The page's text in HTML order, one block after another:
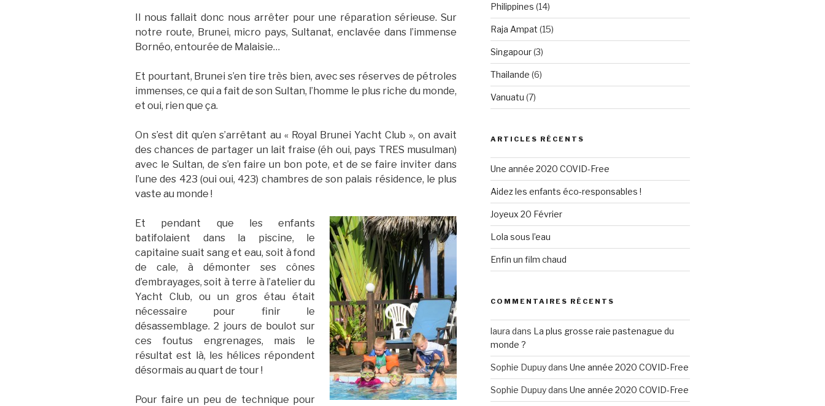
Il nous fallait donc nous arrêter pour une réparation sérieuse. Sur
notre route, Brunei, micro pays, Sultanat, enclavée dans l’immense
Bornéo, entourée de Malaisie…
Et pourtant, Brunei s’en tire très bien, avec ses réserves de pétroles
immenses, ce qui a fait de son Sultan, l’homme le plus riche du monde,
et oui, rien que ça.
On s’est dit qu’en s’arrêtant au « Royal Brunei Yacht Club », on avait
des chances de partager un lait fraise (éh oui, pays TRES musulman)
avec le Sultan, de s’en faire un bon pote, et de se faire inviter dans
l’une des 423 (oui oui, 423) chambres de son palais résidence, le plus
vaste au monde !
Et pendant que les enfants
batifolaient dans la piscine, le
capitaine suait sang et eau, soit à fond
de cale, à démonter ses cônes
d’embrayages, soit à terre à l’atelier du
Yacht Club, ou un gros étau était
nécessaire pour finir le
désassemblage. 2 jours de boulot sur
ces foutus engrenages, mais le
résultat est là, les hélices répondent
désormais au quart de tour !
Pour faire un peu de technique pour
Philippines (14)
Raja Ampat (15)
Singapour(3)
Thailande (6)
Vanuatu (7)
ARTICLES RÉCENTS
Une année 2020 COVID-Free
Aidez les enfants éco-responsables !
Joyeux 20 Février
Lola sous l’eau
Enfin un film chaud
COMMENTAIRES RÉCENTS
laura dans La plus grosse raie pastenague du
monde ?
Sophie Dupuydans Une année 2020 COVID-Free
Sophie Dupuydans Une année 2020 COVID-Free